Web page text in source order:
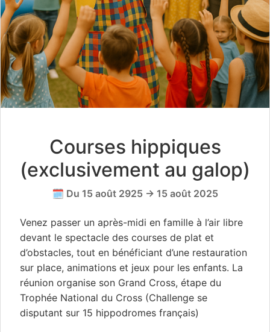
Courses hippiques
(exclusivement au galop)
🗓️ Du 15 août 2925 → 15 août 2025
Venez passer un après-midi en famille à l’air libre
devant le spectacle des courses de plat et
d’obstacles, tout en bénéficiant d’une restauration
sur place, animations et jeux pour les enfants. La
réunion organise son Grand Cross, étape du
Trophée National du Cross (Challenge se
disputant sur 15 hippodromes français)